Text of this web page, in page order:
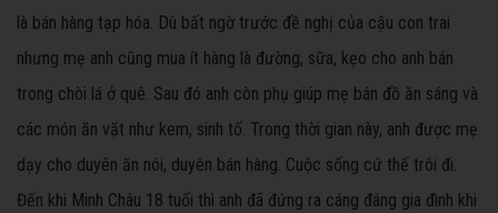
là bán hàng tạp hóa. Dù bất ngờ trước đề nghị của cậu con trai
nhưng mẹ anh cũng mua ít hàng là đường, sữa, kẹo cho anh bán
trong chòi lá ở quê. Sau đó anh còn phụ giúp mẹ bán đồ ăn sáng và
các món ăn vặt như kem, sinh tố. Trong thời gian này, anh được mẹ
dạy cho duyên ăn nói, duyên bán hàng. Cuộc sống cứ thế trôi đi.
Đến khi Minh Châu 18 tuổi thì anh đã đứng ra cáng đáng gia đình khi